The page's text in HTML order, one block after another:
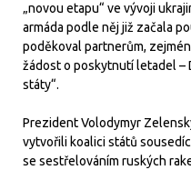
„novou etapu“ ve vývoji
armáda podle něj již začala
poděkoval partnerům,
žádost o poskytnutí letadel –
státy“.
Prezident Volodymyr
vytvořili koalici států
se sestřelováním ruských